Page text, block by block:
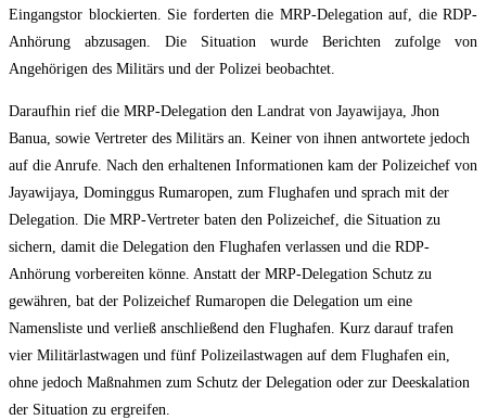
Eingangstor blockierten. Sie forderten die MRP-Delegation auf, die RDP-
Anhörung abzusagen. Die Situation wurde Berichten zufolge von
Angehörigen des Militärs und der Polizei beobachtet.
Daraufhin rief die MRP-Delegation den Landrat von Jayawijaya, Jhon
Banua, sowie Vertreter des Militärs an. Keiner von ihnen antwortete jedoch
auf die Anrufe. Nach den erhaltenen Informationen kam der Polizeichef von
Jayawijaya, Dominggus Rumaropen, zum Flughafen und sprach mit der
Delegation. Die MRP-Vertreter baten den Polizeichef, die Situation zu
sichern, damit die Delegation den Flughafen verlassen und die RDP-
Anhörung vorbereiten könne. Anstatt der MRP-Delegation Schutz zu
gewähren, bat der Polizeichef Rumaropen die Delegation um eine
Namensliste und verließ anschließend den Flughafen. Kurz darauf trafen
vier Militärlastwagen und fünf Polizeilastwagen auf dem Flughafen ein,
ohne jedoch Maßnahmen zum Schutz der Delegation oder zur Deeskalation
der Situation zu ergreifen.